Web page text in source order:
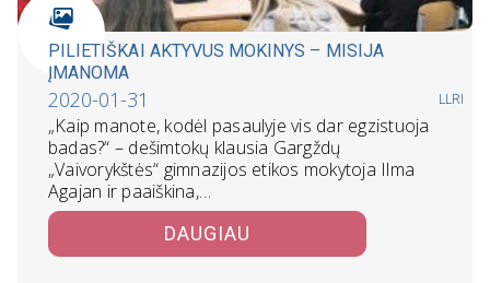
PILIETIŠKAI AKTYVUS MOKINYS – MISIJA
ĮMANOMA
2020-01-31 LLRI
„Kaip manote, kodėl pasaulyje vis dar egzistuoja
badas?“ – dešimtokų klausia Gargždų
„Vaivorykštės“ gimnazijos etikos mokytoja Ilma
Agajan ir paaiškina,…
DAUGIAU